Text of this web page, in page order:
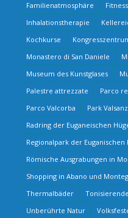
Familienatmosphäre
Inhalationstherapie
Kochkurse
Monastero di San Daniele
Museum des Kunstglases
Palestre attrezzate
Parco
Parco Valcorba
Park
Radring der Euganeischen
Regionalpark der Euganischen
Römische Ausgrabungen in
Shopping in Abano und
Thermalbäder
Unberührte Natur